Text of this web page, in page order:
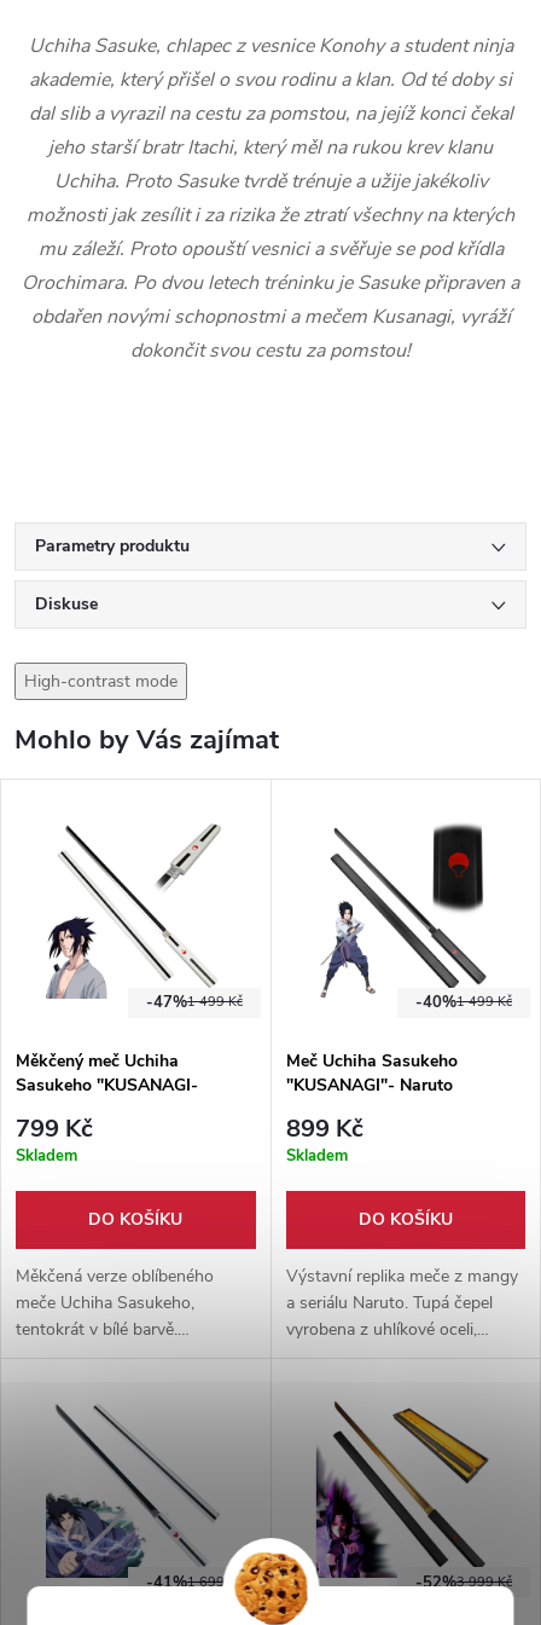
Uchiha Sasuke, chlapec z vesnice Konohy a student ninja
akademie, který přišel o svou rodinu a klan. Od té doby si
dal slib a vyrazil na cestu za pomstou, na jejíž konci čekal
jeho starší bratr Itachi, který měl na rukou krev klanu
Uchiha. Proto Sasuke tvrdě trénuje a užije jakékoliv
možnosti jak zesílit i za rizika že ztratí všechny na kterých
mu záleží. Proto opouští vesnici a svěřuje se pod křídla
Orochimara. Po dvou letech tréninku je Sasuke připraven a
obdařen novými schopnostmi a mečem Kusanagi, vyráží
dokončit svou cestu za pomstou!
Parametry produktu
Diskuse
High-contrast mode
Mohlo by Vás zajímat
1 499 Kč
-47%
Měkčený meč Uchiha
Sasukeho "KUSANAGI-
799 Kč
Skladem
DO KOŠÍKU
Měkčená verze oblíbeného
meče Uchiha Sasukeho,
tentokrát v bílé barvě.
Vyrobeno v
měkčení, latexu a plastu.
Pouzdro součástí balení.
1 499 Kč
-40%
Meč Uchiha Sasukeho
"KUSANAGI"- Naruto
899 Kč
Skladem
DO KOŠÍKU
Výstavní replika meče z mangy
a seriálu Naruto. Tupá čepel
vyrobena z uhlíkové oceli,
dřevěná, lakovaná pochva i
cosplayi.
1 699 Kč
-41% 3 999 Kč
-52%